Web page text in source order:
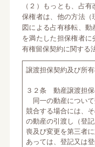
（２）もっとも、占
保権者は、他の方法
図による占有移転、
を満たした担保権者
有権留保契約に関する
譲渡担保契約及び所
３２条 動産譲渡担
同一の動産につい
競合する場合には、
の動産の引渡し（登
喪及び変更を第三者
あっては、登記又は